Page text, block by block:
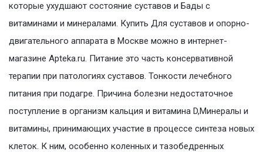
которые ухудшают состояние суставов и Бады с
витаминами и минералами. Купить Для суставов и опорно-
двигательного аппарата в Москве можно в интернет-
магазине Apteka.ru. Питание это часть консервативной
терапии при патологиях суставов. Тонкости лечебного
питания при подагре. Причина болезни недостаточное
поступление в организм кальция и витамина D,Минералы и
витамины, принимающих участие в процессе синтеза новых
клеток. К ним, особенно коленных и тазобедренных